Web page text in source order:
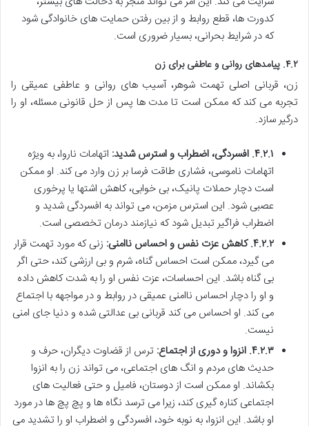
کدورت ها، قطع روابط و از بین رفتن حمایت های خانوادگی شود
که در شرایط بحرانی، بسیار ضروری است.
۴.۲. پیامدهای روانی و عاطفی برای زن
زن، قربانی اصلی تهمت شوهر، آسیب های روانی و عاطفی عمیقی را
تجربه می کند که ممکن است تا مدت ها پس از حل قانونی مسئله، او را
درگیر سازد.
۴.۲.۱. افسردگی، اضطراب و استرس شدید:
اتهامات ناروا، به ویژه
اتهامات ناموسی، فشاری طاقت فرسا بر زن وارد می کند. او ممکن
است دچار حملات پانیک، بی خوابی، کاهش اشتها یا پرخوری
عصبی شود. این استرس مزمن، می تواند به افسردگی شدید و
اضطراب فراگیر تبدیل شود که نیازمند درمان تخصصی است.
۴.۲.۲. کاهش عزت نفس و احساس ناامنی:
زنی که مورد تهمت قرار
می گیرد، ممکن است احساس گناه، شرم و بی ارزشی کند، حتی اگر
بی گناه باشد. این احساسات، عزت نفس او را به شدت کاهش داده
و او را دچار احساس ناامنی عمیقی در روابط و در مواجهه با اجتماع
می کند. او احساس می کند قربانی بی عدالتی شده و دنیا جای امنی
نیست.
۴.۲.۳. انزوا و دوری از اجتماع:
ترس از قضاوت دیگران، حرف و
حدیث های مردم و انگ های اجتماعی، می تواند زن را به انزوا
بکشاند. او ممکن است از دوستان، فامیل و حتی فعالیت های
اجتماعی کناره گیری کند، زیرا می ترسد نگاه ها و پچ پچ ها در مورد
او باشد. این انزوا، به نوبه خود، افسردگی و اضطراب او را تشدید می